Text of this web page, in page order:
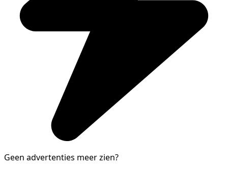
Geen advertenties meer zien?